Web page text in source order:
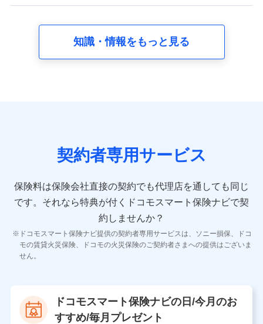
8.取引先個人情報
取引先としての選定業務、営業情報の提供業務、契約締結手
10.受託業務の 個人情報
11.マイカー通勤管理クラウド並びに法人向けASPサー
ビスに関してのお問い合わせ情報
各種お問い合わせに対応するため
当社のサービスに関する情報提供や、皆様に有用なお知らせ
をお送りするため
当社の対応品質向上やお問い合わせ内容の正確な把握のため
個人情報保護管理者の職名、連絡先
知識・情報をもっと見る
契約者専用サービス
保険料は保険会社直接の契約でも代理店を通しても同じ
です。 それなら特典が付くドコモスマート保険ナビで契
約しませんか？
ドコモスマート保険ナビ提供の契約者専用サービスは、ソニー損保、ドコ
モの賃貸火災保険、ドコモの火災保険のご契約者さまへの提供はございま
せん。
ドコモスマート保険ナビの日/今月のお
すすめ/毎月プレゼント